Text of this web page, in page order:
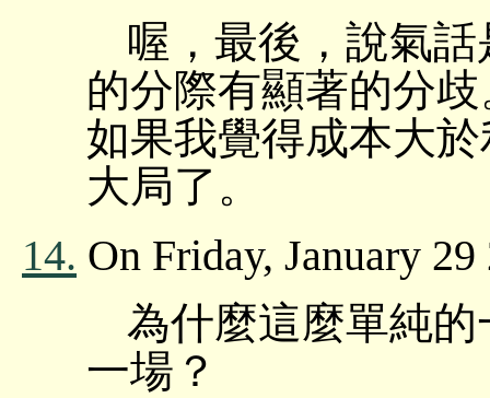
喔，最後，說氣
的分際有顯著的分歧
如果我覺得成本大
大局了。
14. On Friday, January
為什麼這麼單純
一場？